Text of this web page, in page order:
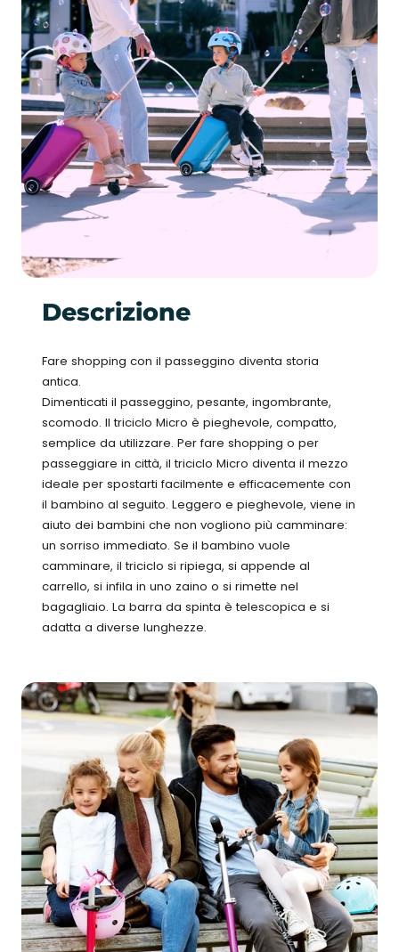
Descrizione
Fare shopping con il passeggino diventa storia
antica.
Dimenticati il passeggino, pesante, ingombrante,
scomodo. Il triciclo Micro è pieghevole, compatto,
semplice da utilizzare. Per fare shopping o per
passeggiare in città, il triciclo Micro diventa il mezzo
ideale per spostarti facilmente e efficacemente con
il bambino al seguito. Leggero e pieghevole, viene in
aiuto dei bambini che non vogliono più camminare:
un sorriso immediato. Se il bambino vuole
camminare, il triciclo si ripiega, si appende al
carrello, si infila in uno zaino o si rimette nel
bagagliaio. La barra da spinta è telescopica e si
adatta a diverse lunghezze.